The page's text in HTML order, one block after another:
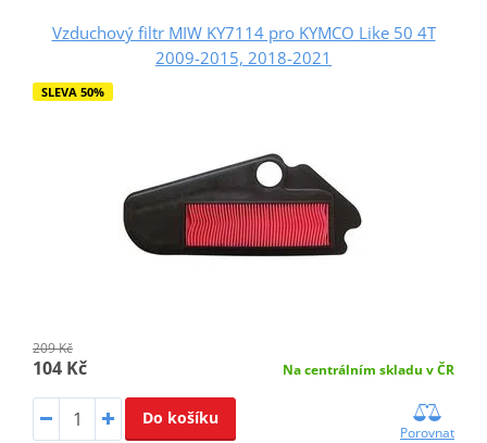
Vzduchový filtr MIW KY7114 pro KYMCO Like 50 4T
2009-2015, 2018-2021
SLEVA 50%
209 Kč
104 Kč Na centrálním skladu v ČR
Do košíku
Porovnat